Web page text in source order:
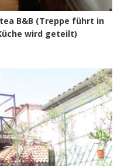
B&B (Treppe führt in
wird geteilt)